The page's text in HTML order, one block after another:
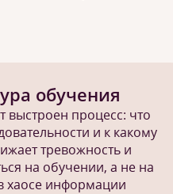
обучения
выстроен процесс: что
и к какому
тревожность и
на обучении, а не на
хаосе информации